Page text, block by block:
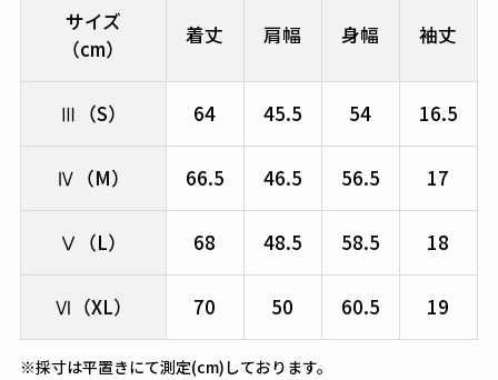
サイズ
（cm）
着丈 肩幅 身幅 袖丈
Ⅲ（S） 64 45.5 54 16.5
Ⅳ（M） 66.5 46.5 56.5 17
Ⅴ（L） 68 48.5 58.5 18
Ⅵ（XL） 70 50 60.5 19
※採寸は平置きにて測定(cm)しております。